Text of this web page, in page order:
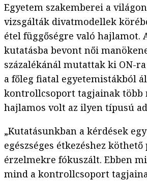
Egyetem szakemberei a
vizsgálták divatmodellek
étel függőségre való hajlamot.
kutatásba bevont női
százalékánál mutattak ki ON-
a főleg fiatal egyetemistákból
kontrollcsoport tagjainak több
hajlamos volt az ilyen típusú
„Kutatásunkban a kérdések
egészséges étkezéshez
érzelmekre fókuszált. Ebben
mind a kontrollcsoport